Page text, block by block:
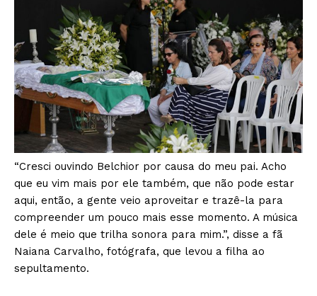
“Cresci ouvindo Belchior por causa do meu pai. Acho
que eu vim mais por ele também, que não pode estar
aqui, então, a gente veio aproveitar e trazê-la para
compreender um pouco mais esse momento. A música
dele é meio que trilha sonora para mim.”, disse a fã
Naiana Carvalho, fotógrafa, que levou a filha ao
sepultamento.